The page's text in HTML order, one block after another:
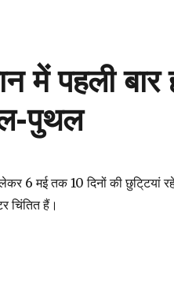
में पहली बार
पुथल
6 मई तक 10 दिनों की छुटि्टयां
चिंतित हैं।